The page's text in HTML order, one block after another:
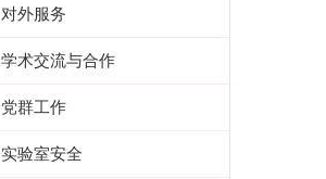
对外服务
学术交流与合作
党群工作
实验室安全